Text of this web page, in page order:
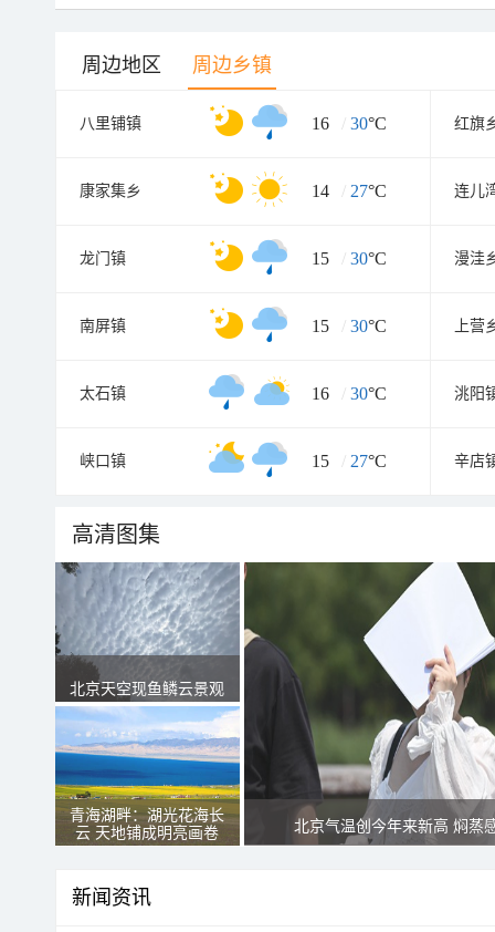
周边地区 周边乡镇
八里铺镇 16 / 30°C 红旗
康家集乡 14 / 27°C 连儿
龙门镇 15 / 30°C 漫洼
南屏镇 15 / 30°C 上营
太石镇 16 / 30°C 洮阳
峡口镇 15 / 27°C 辛店
高清图集
北京天空现鱼鳞云景观
青海湖畔：湖光花海长
云 天地铺成明亮画卷
北京气温创今年来新高 焖蒸
新闻资讯